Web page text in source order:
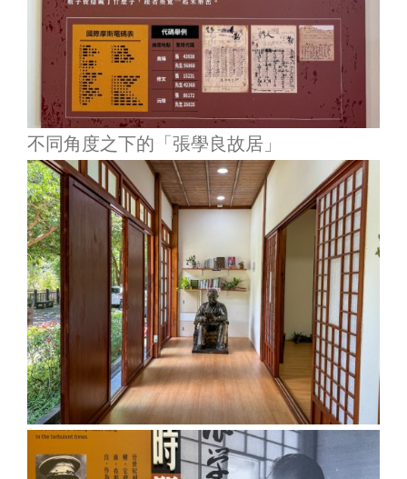
不同角度之下的「張學良故居」